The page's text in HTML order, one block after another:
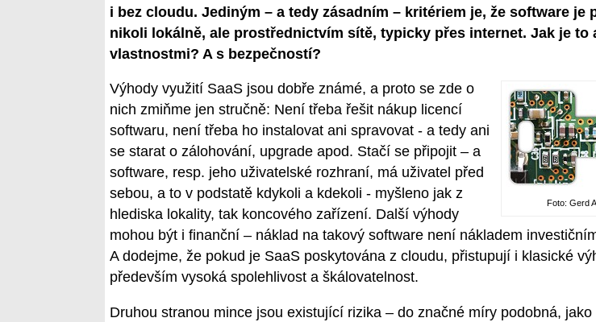
i bez cloudu. Jediným – a tedy zásadním – kritériem je, že software je
nikoli lokálně, ale prostřednictvím sítě, typicky přes internet. Jak je to
vlastnostmi? A s bezpečností?
Foto: Gerd
Výhody využití SaaS jsou dobře známé, a proto se zde o
nich zmiňme jen stručně: Není třeba řešit nákup licencí
softwaru, není třeba ho instalovat ani spravovat - a tedy ani
se starat o zálohování, upgrade apod. Stačí se připojit – a
software, resp. jeho uživatelské rozhraní, má uživatel před
sebou, a to v podstatě kdykoli a kdekoli - myšleno jak z
hlediska lokality, tak koncového zařízení. Další výhody
mohou být i finanční – náklad na takový software není nákladem
A dodejme, že pokud je SaaS poskytována z cloudu, přistupují i klasické
především vysoká spolehlivost a škálovatelnost.
Druhou stranou mince jsou existující rizika – do značné míry podobná, jako